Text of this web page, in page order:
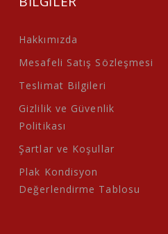
Hakkımızda
Mesafeli Satış Sözleşmesi
Teslimat Bilgileri
Gizlilik ve Güvenlik
Politikası
Şartlar ve Koşullar
Plak Kondisyon
Değerlendirme Tablosu